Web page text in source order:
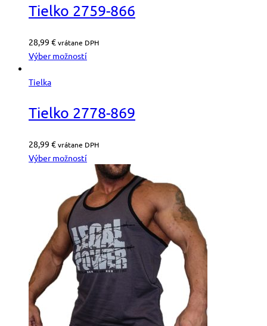
Tielko 2759-866
28,99 €vrátane DPH
Výber možností
Tielka
Tielko 2778-869
28,99 €vrátane DPH
Výber možností